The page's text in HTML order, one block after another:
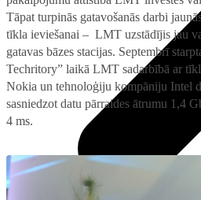
Tāpat turpinās gatavošanās darbi
tīkla ieviešanai – LMT uzstādījis jau
gatavas bāzes stacijas. Septembrī
Techritory” laikā LMT sadarbībā ar
Nokia un tehnoloģiju kompāniju Intel
sasniedzot datu pārraides ātrumu 1,4
4 ms.